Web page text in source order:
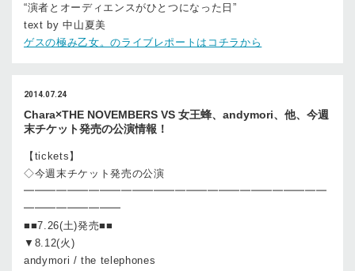
“演者とオーディエンスがひとつになった日”
text by 中山夏美
ゲスの極み乙女。のライブレポートはコチラから
2014.07.24
Chara×THE NOVEMBERS VS 女王蜂、andymori、他、今週
末チケット発売の公演情報！
【tickets】
◇今週末チケット発売の公演
━━━━━━━━━━━━━━━━━━━━━━━━━━━━
━━━━━━━━━
■■7.26(土)発売■■
▼8.12(火)
andymori / the telephones